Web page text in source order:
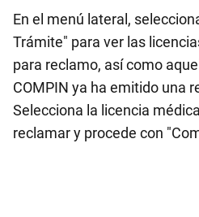
En el menú lateral,
Trámite" para ver las
para reclamo, así como
COMPIN ya ha emitido una
Selecciona la licencia
reclamar y procede con